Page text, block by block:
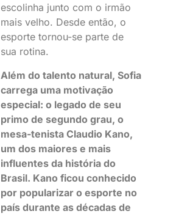
escolinha junto com o irmão
mais velho. Desde então, o
esporte tornou-se parte de
sua rotina.
Além do talento natural, Sofia
carrega uma motivação
especial: o legado de seu
primo de segundo grau, o
mesa-tenista Claudio Kano,
um dos maiores e mais
influentes da história do
Brasil. Kano ficou conhecido
por popularizar o esporte no
país durante as décadas de